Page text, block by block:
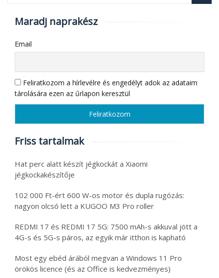
Maradj naprakész
Email
Feliratkozom a hírlevélre és engedélyt adok az adataim
tárolására ezen az űrlapon keresztül
Friss tartalmak
Hat perc alatt készít jégkockát a Xiaomi
jégkockakészítője
102 000 Ft-ért 600 W-os motor és dupla rugózás:
nagyon olcsó lett a KUGOO M3 Pro roller
REDMI 17 és REDMI 17 5G: 7500 mAh-s akkuval jött a
4G-s és 5G-s páros, az egyik már itthon is kapható
Most egy ebéd árából megvan a Windows 11 Pro
örökös licence (és az Office is kedvezményes)